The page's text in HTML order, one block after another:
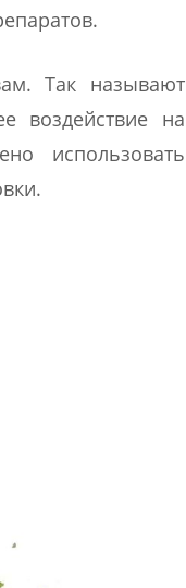
Так называют
воздействие на
использовать